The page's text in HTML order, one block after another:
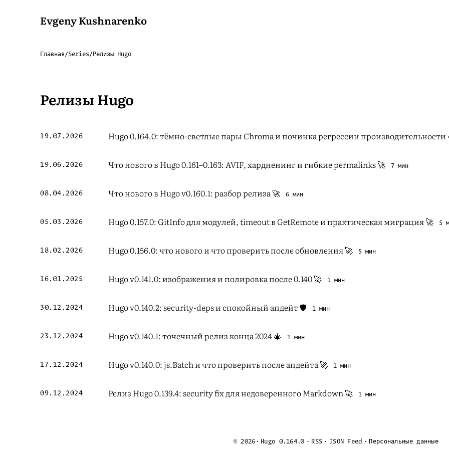
Evgeny Kushnarenko
Главная/Series/ Релизы Hugo
Релизы Hugo
19.07.2026 Hugo 0.164.0: тёмно-светлые пары Chroma и починка регрессии производительности
19.06.2026 Что нового в Hugo 0.161–0.163: AVIF, хардненинг и гибкие permalinks 🚀 7 мин
08.04.2026 Что нового в Hugo v0.160.1: разбор релиза 🚀 6 мин
05.03.2026 Hugo 0.157.0: GitInfo для модулей, timeout в GetRemote и практическая миграция 🚀 5
18.02.2026 Hugo 0.156.0: что нового и что проверить после обновления 🚀 5 мин
16.01.2025 Hugo v0.141.0: изображения и полировка после 0.140 🚀 1 мин
30.12.2024 Hugo v0.140.2: security-deps и спокойный апдейт 🛡️ 1 мин
23.12.2024 Hugo v0.140.1: точечный релиз конца 2024 🎄 1 мин
17.12.2024 Hugo v0.140.0: js.Batch и что проверить после апдейта 🚀 1 мин
09.12.2024 Релиз Hugo 0.139.4: security fix для недоверенного Markdown 🚀 1 мин
© 2026 · Hugo 0.164.0 · RSS · JSON Feed · Персональные данные